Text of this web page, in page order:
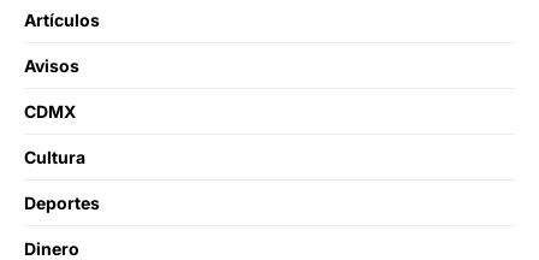
Artículos
Avisos
CDMX
Cultura
Deportes
Dinero